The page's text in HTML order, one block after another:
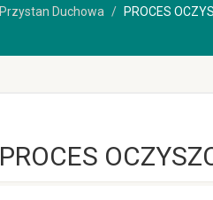
Przystan Duchowa PROCES
PROCES